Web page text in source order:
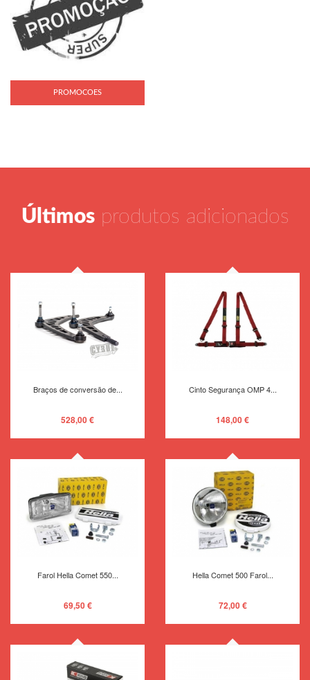
PROMOCOES
Últimosprodutos adicionados
Braços de conversão de...
528,00 €
Cinto Segurança OMP 4...
148,00 €
Farol Hella Comet 550...
69,50 €
Hella Comet 500 Farol...
72,00 €